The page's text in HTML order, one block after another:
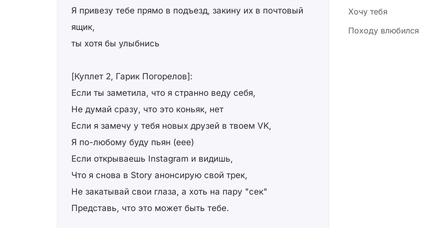
Я привезу тебе прямо в подъезд, закину их в почтовый
ящик,
ты хотя бы улыбнись
[Куплет 2, Гарик Погорелов]:
Если ты заметила, что я странно веду себя,
Не думай сразу, что это коньяк, нет
Если я замечу у тебя новых друзей в твоем VK,
Я по-любому буду пьян (еее)
Если открываешь Instagram и видишь,
Что я снова в Story анонсирую свой трек,
Не закатывай свои глаза, а хоть на пару "сек"
Представь, что это может быть тебе.
Хочу тебя
Походу влюбился